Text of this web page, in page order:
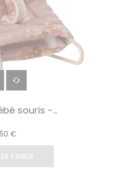

souris -...
€
PANIER